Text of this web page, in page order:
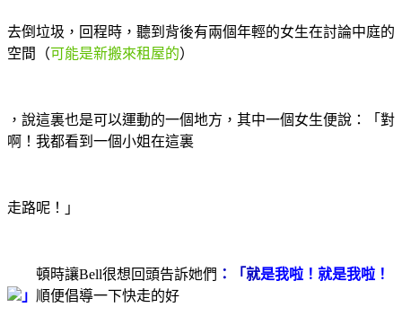
去倒垃圾，回程時，聽到背後有兩個年輕的女生在討論中庭的
空間（可能是新搬來租屋的）
，說這裏也是可以運動的一個地方，其中一個女生便說：「對
啊！我都看到一個小姐在這裏
走路呢！」
頓時讓Bell很想回頭告訴她們 ：「就是我啦！就是我啦！
」 順便倡導一下快走的好